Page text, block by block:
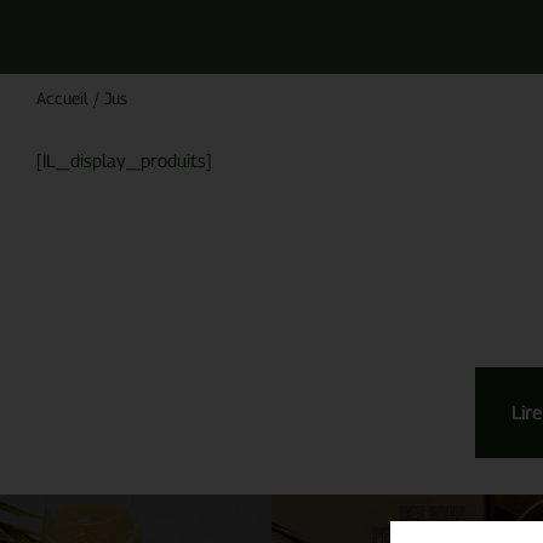
Accueil / Jus
[IL_display_produits]